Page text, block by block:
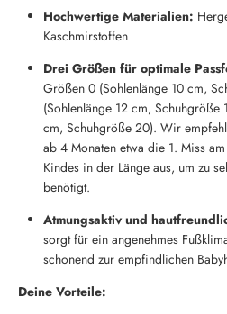
Hochwertige Materialien:
Kaschmirstoffen
Drei Größen für optimale
Größen 0 (Sohlenlänge 10 cm,
(Sohlenlänge 12 cm, Schuhgröße
cm, Schuhgröße 20). Wir
ab 4 Monaten etwa die 1. Miss
Kindes in der Länge aus, um zu
benötigt.
Atmungsaktiv und
sorgt für ein angenehmes
schonend zur empfindlichen
Deine Vorteile: